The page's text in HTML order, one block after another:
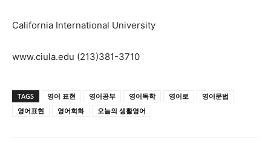
California International University
www.ciula.edu (213)381-3710
TAGS 영어 표현 영어공부 영어독학 영어로
영어문법
영어표현
영어회화 오늘의 생활영어